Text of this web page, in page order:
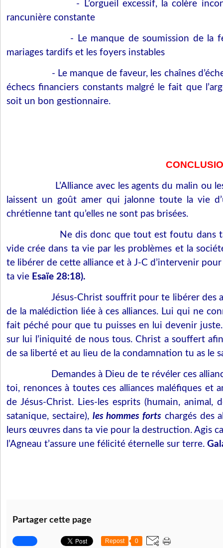
- L’orgueil excessif, la colère
rancunière constante
- Le manque de soumission de la
mariages tardifs et les foyers instables
- Le manque de faveur, les chaînes
échecs financiers constants malgré le fait que
soit un bon gestionnaire.
L’Alliance avec les agents du malin ou
laissent un goût amer qui jalonne toute la vie
chrétienne tant qu’elles ne sont pas brisées.
Ne dis donc que tout est foutu dans
vide crée dans ta vie par les problèmes et la
te libérer de cette alliance et à J-C d’intervenir
ta vie Esaïe 28:18).
Jésus-Christ souffrit pour te libérer des
de la malédiction liée à ces alliances. Lui qui ne
fait péché pour que tu puisses en lui devenir
sur lui l’iniquité de nous tous. Christ a souffert
de sa liberté et au lieu de la condamnation tu as le
Demandes à Dieu de te révéler ces
toi, renonces à toutes ces alliances maléfiques et
de Jésus-Christ. Lies-les esprits (humain, animal,
satanique, sectaire), les hommes forts chargés des
leurs œuvres dans ta vie pour la destruction. Agis
l’Agneau t’assure une félicité éternelle sur terre.
Partager cette page
Repost 0